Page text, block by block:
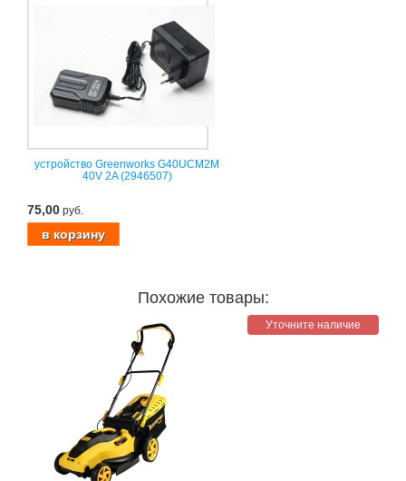
устройство Greenworks G40UCM2M
40V 2A (2946507)
75,00 руб.
Похожие товары:
Уточните наличие